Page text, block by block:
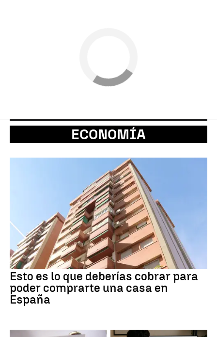
ECONOMÍA
Esto es lo que deberías cobrar para
poder comprarte una casa en
España